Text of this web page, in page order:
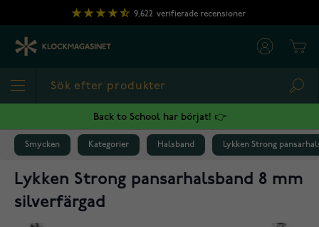
Hoppa till innehållet
9,622 verifierade recensioner
Back to School har börjat! 👉
Smycken Kategorier Halsband Lykken Strong
Lykken Strong pansarhalsband 8 mm
silverfärgad